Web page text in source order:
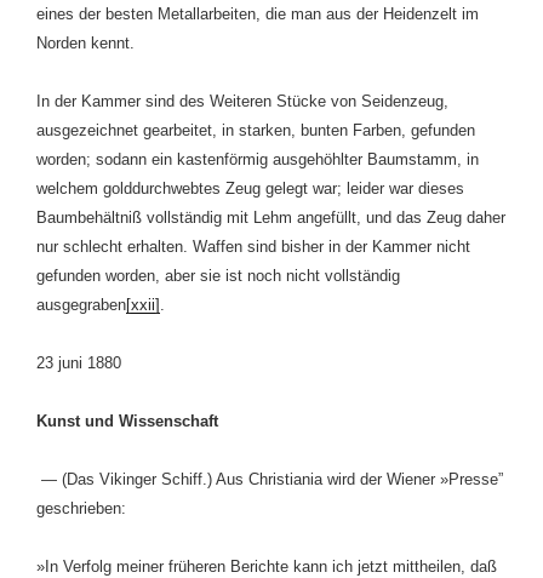
eines der besten Metallarbeiten, die man aus der Heidenzelt im
Norden kennt.
In der Kammer sind des Weiteren Stücke von Seidenzeug,
ausgezeichnet gearbeitet, in starken, bunten Farben, gefunden
worden; sodann ein kastenförmig ausgehöhlter Baumstamm, in
welchem golddurchwebtes Zeug gelegt war; leider war dieses
Baumbehältniß vollständig mit Lehm angefüllt, und das Zeug daher
nur schlecht erhalten. Waffen sind bisher in der Kammer nicht
gefunden worden, aber sie ist noch nicht vollständig
ausgegraben[xxii] .
23 juni 1880
Kunst und Wissenschaft
— (Das Vikinger Schiff.) Aus Christiania wird der Wiener »Presse”
geschrieben:
»In Verfolg meiner früheren Berichte kann ich jetzt mittheilen, daß